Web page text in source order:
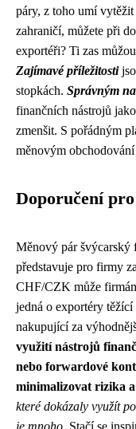
páry, z toho umí
zahraničí, můžete při
exportéři? Ti zas
Zajímavé příležitosti
stopkách. Správným
finančních nástrojů
zmenšit. S pořádným
měnovým
Doporučení
Měnový pár švýcarský
představuje pro firmy
CHF/CZK může
jedná o exportéry
nakupující za
využití nástrojů
nebo forwardové
minimalizovat rizika
které dokázaly využít
je mnoho. Stačí se